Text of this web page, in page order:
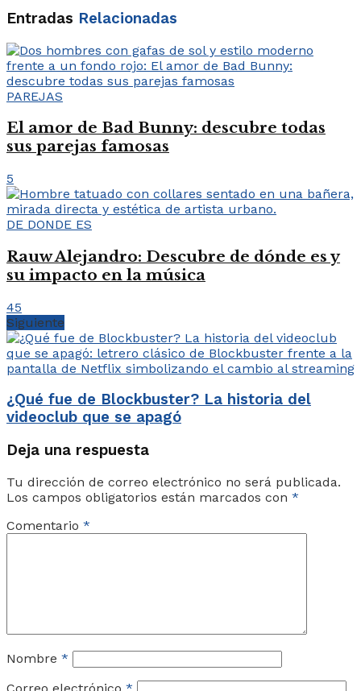
Entradas Relacionadas
PAREJAS
El amor de Bad Bunny: descubre todas
sus parejas famosas
5
DE DONDE ES
Rauw Alejandro: Descubre de dónde es y
su impacto en la música
45
Siguiente
¿Qué fue de Blockbuster? La historia del
videoclub que se apagó
Deja una respuesta
Tu dirección de correo electrónico no será publicada.
Los campos obligatorios están marcados con *
Comentario *
Nombre *